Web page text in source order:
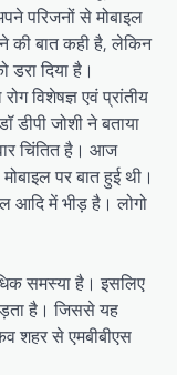
परिजनों से मोबाइल
की बात कही है, लेकिन
दिया है।
विशेषज्ञ एवं प्रांतीय
डीपी जोशी ने बताया
चिंतित है। आज
पर बात हुई थी।
आदि में भीड़ है। लोगो
समस्या है। इसलिए
है। जिससे यह
शहर से एमबीबीएस